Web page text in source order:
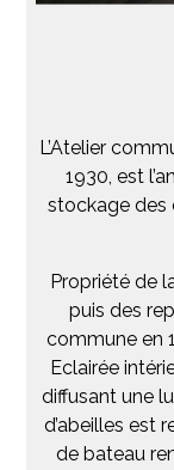
L’Atelier
1930, est
stockage des
Propriété de
puis des
commune en
Eclairée
diffusant une
d’abeilles est
de bateau